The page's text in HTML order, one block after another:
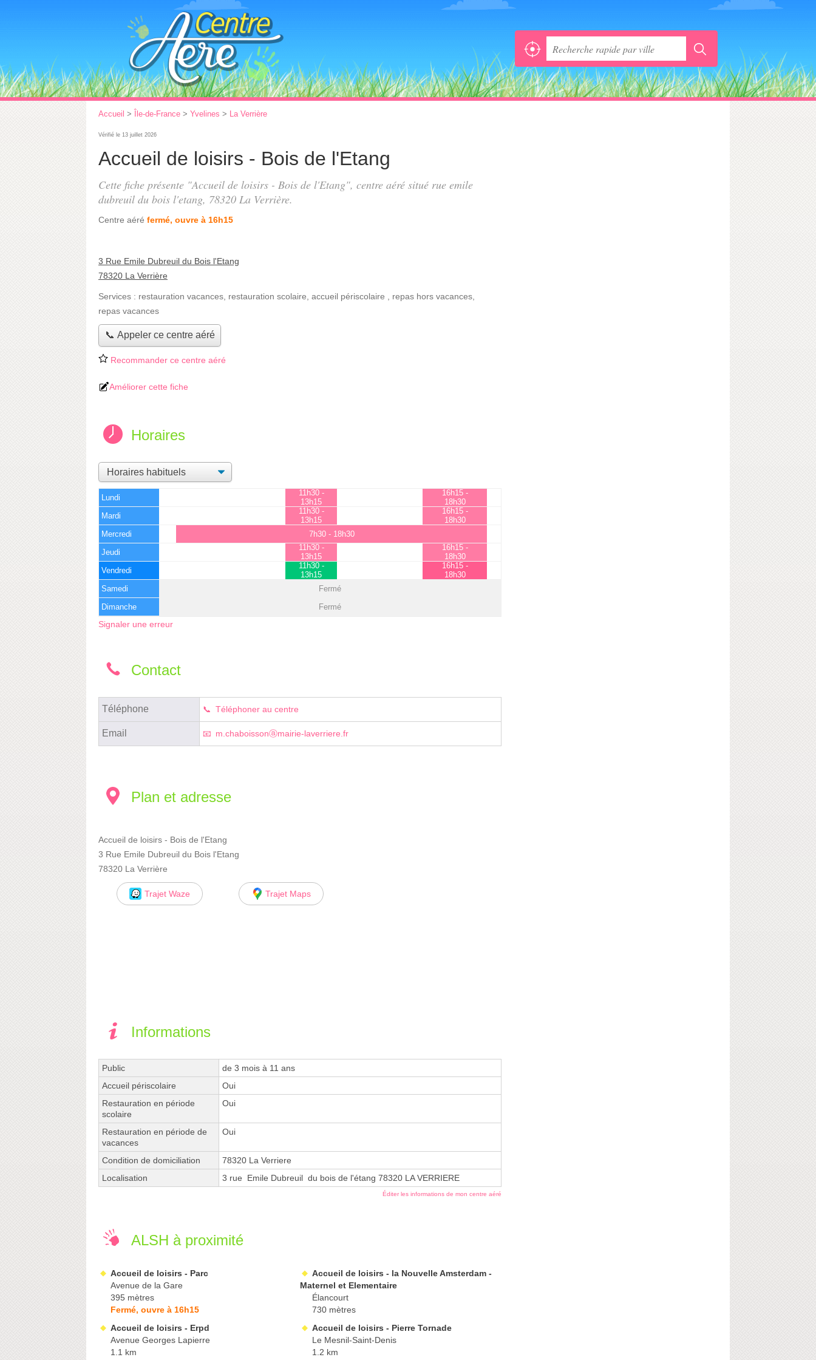
Accueil > Île-de-France > Yvelines > La Verrière
Vérifié le 13 juillet 2026
Accueil de loisirs - Bois de l'Etang
Cette fiche présente "Accueil de loisirs - Bois de l'Etang", centre aéré situé rue emile
dubreuil du bois l'etang, 78320 La Verrière.
Centre aéré fermé, ouvre à 16h15
3 Rue Emile Dubreuil du Bois l'Etang
78320 La Verrière
Services : restauration vacances restauration scolaire accueil périscolaire repas hors vacances
repas vacances
📞 Appeler ce centre aéré
Recommander ce centre aéré
Améliorer cette fiche
Horaires
Lundi
11h30 -
13h15
16h15 -
18h30
Mardi
11h30 -
13h15
16h15 -
18h30
Mercredi
7h30 - 18h30
Jeudi
11h30 -
13h15
16h15 -
18h30
Vendredi
11h30 -
13h15
16h15 -
18h30
Samedi
Fermé
Dimanche Fermé
Signaler une erreur
Contact
Téléphone Téléphoner au centre
Email m.chaboissonⓐmairie-laverriere.fr
Plan et adresse
Accueil de loisirs - Bois de l'Etang
3 Rue Emile Dubreuil du Bois l'Etang
78320 La Verrière
Trajet Waze Trajet Maps
Informations
Public
de 3 mois à 11 ans
Accueil périscolaire
Oui
Restauration en période
scolaire
Oui
Restauration en période de
vacances
Oui
Condition de domiciliation
78320 La Verriere
Localisation
3 rue Emile Dubreuil du bois de l'étang 78320 LA VERRIERE
Éditer les informations de mon centre aéré
ALSH à proximité
Accueil de loisirs - Parc
Avenue de la Gare
395 mètres
Fermé, ouvre à 16h15
Accueil de loisirs - la Nouvelle Amsterdam -
Maternel et Elementaire
Élancourt
730 mètres
Accueil de loisirs - Erpd
Avenue Georges Lapierre
1.1 km
Accueil de loisirs - Pierre Tornade
Le Mesnil-Saint-Denis
1.2 km